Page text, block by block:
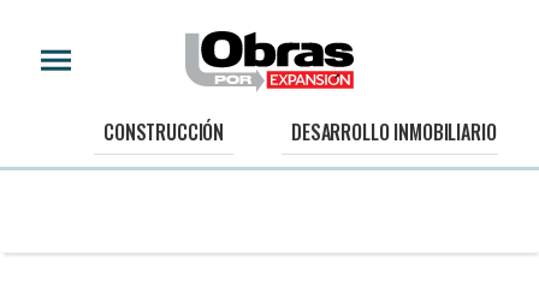
CONSTRUCCIÓN DESARROLLO INMOBILIARIO